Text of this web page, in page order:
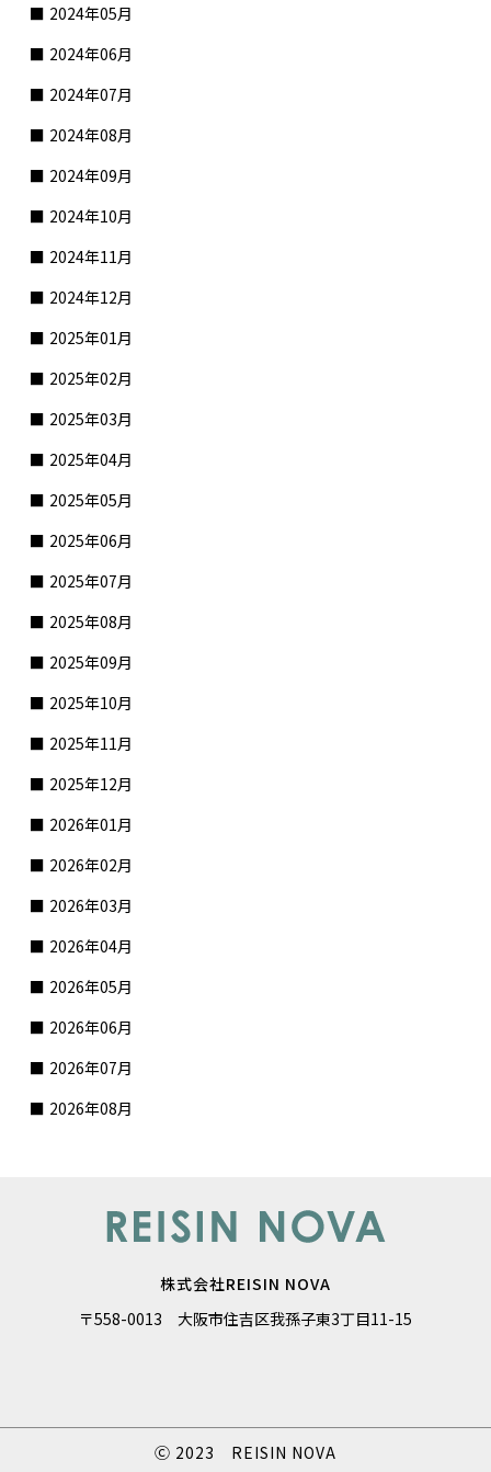
2024年05月
2024年06月
2024年07月
2024年08月
2024年09月
2024年10月
2024年11月
2024年12月
2025年01月
2025年02月
2025年03月
2025年04月
2025年05月
2025年06月
2025年07月
2025年08月
2025年09月
2025年10月
2025年11月
2025年12月
2026年01月
2026年02月
2026年03月
2026年04月
2026年05月
2026年06月
2026年07月
2026年08月
株式会社REISIN NOVA
〒558-0013 大阪市住吉区我孫子東3丁目11-15
Ⓒ 2023 REISIN NOVA